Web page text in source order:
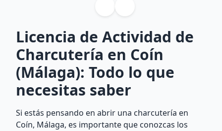
Licencia de Actividad de
Charcutería en Coín
(Málaga): Todo lo que
necesitas saber
Si estás pensando en abrir una charcutería en
Coín, Málaga, es importante que conozcas los